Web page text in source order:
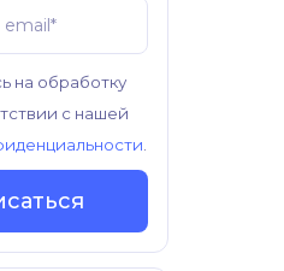
на обработку
с нашей